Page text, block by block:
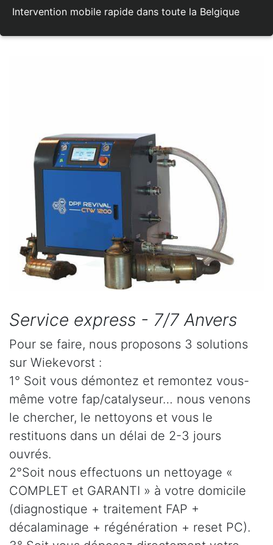
Intervention mobile rapide dans toute la Belgique
Service express - 7/7 Anvers
Pour se faire, nous proposons 3 solutions
sur Wiekevorst :
1° Soit vous démontez et remontez vous-
même votre fap/catalyseur… nous venons
le chercher, le nettoyons et vous le
restituons dans un délai de 2-3 jours
ouvrés.
2°Soit nous effectuons un nettoyage «
COMPLET et GARANTI » à votre domicile
(diagnostique + traitement FAP +
décalaminage + régénération + reset PC).